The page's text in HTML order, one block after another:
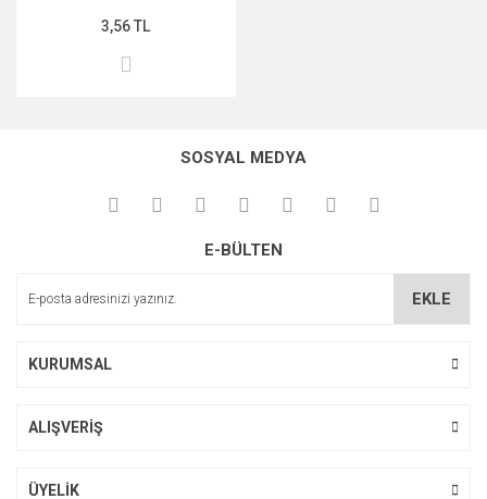
3,56 TL
SOSYAL MEDYA
E-BÜLTEN
EKLE
KURUMSAL
ALIŞVERİŞ
ÜYELİK